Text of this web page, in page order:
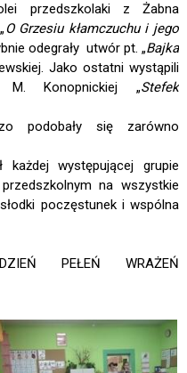
przedszkolaki z Żabna
O Grzesiu kłamczuchu i jego
odegrały utwór pt. „Bajka
Jako ostatni wystąpili
M. Konopnickiej „Stefek
podobały się zarówno
występującej grupie
na wszystkie
poczęstunek i wspólna
PEŁEŃ WRAŻEŃ